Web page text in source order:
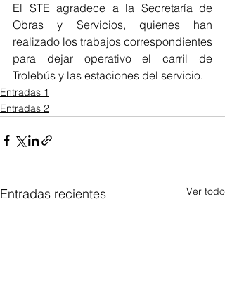
El STE agradece a la Secretaría de
Obras y Servicios, quienes han
realizado los trabajos correspondientes
para dejar operativo el carril de
Trolebús y las estaciones del servicio.
Entradas 1
Entradas 2
Entradas recientes Ver todo